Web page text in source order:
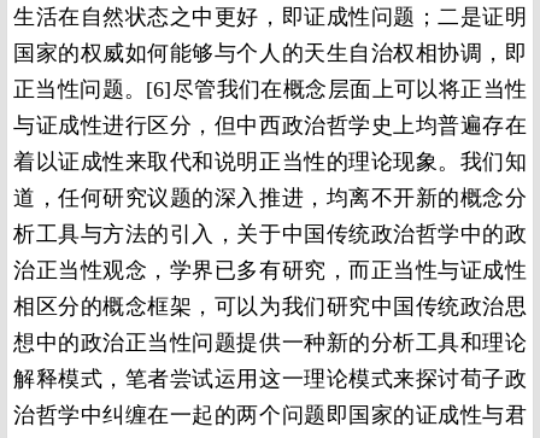
生活在自然状态之中更好，即证成性问题；二是证明
国家的权威如何能够与个人的天生自治权相协调，即
正当性问题。[6]尽管我们在概念层面上可以将正当性
与证成性进行区分，但中西政治哲学史上均普遍存在
着以证成性来取代和说明正当性的理论现象。我们知
道，任何研究议题的深入推进，均离不开新的概念分
析工具与方法的引入，关于中国传统政治哲学中的政
治正当性观念，学界已多有研究，而正当性与证成性
相区分的概念框架，可以为我们研究中国传统政治思
想中的政治正当性问题提供一种新的分析工具和理论
解释模式，笔者尝试运用这一理论模式来探讨荀子政
治哲学中纠缠在一起的两个问题即国家的证成性与君